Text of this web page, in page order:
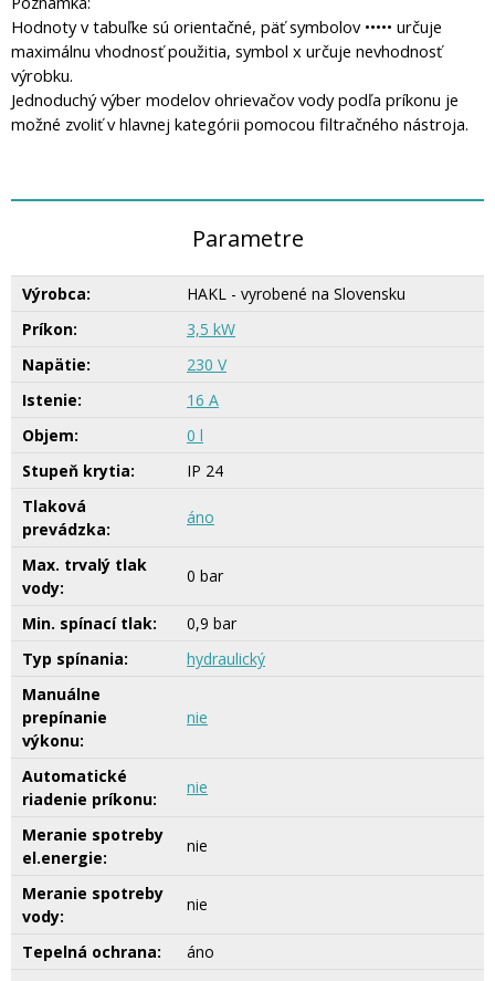
Hodnoty v tabuľke sú orientačné, päť symbolov ••••• určuje
maximálnu vhodnosť použitia, symbol x určuje nevhodnosť
výrobku.
Jednoduchý výber modelov ohrievačov vody podľa príkonu je
možné zvoliť v hlavnej kategórii pomocou filtračného nástroja.
Parametre
Výrobca:
HAKL - vyrobené na Slovensku
Príkon:
3,5 kW
Napätie:
230 V
Istenie:
16 A
Objem:
0 l
Stupeň krytia:
IP 24
Tlaková
prevádzka:
áno
Max. trvalý tlak
vody:
0 bar
Min. spínací tlak:
0,9 bar
Typ spínania:
hydraulický
Manuálne
prepínanie
výkonu:
nie
Automatické
riadenie príkonu:
nie
Meranie spotreby
el.energie:
nie
Meranie spotreby
vody:
nie
Tepelná ochrana:
áno